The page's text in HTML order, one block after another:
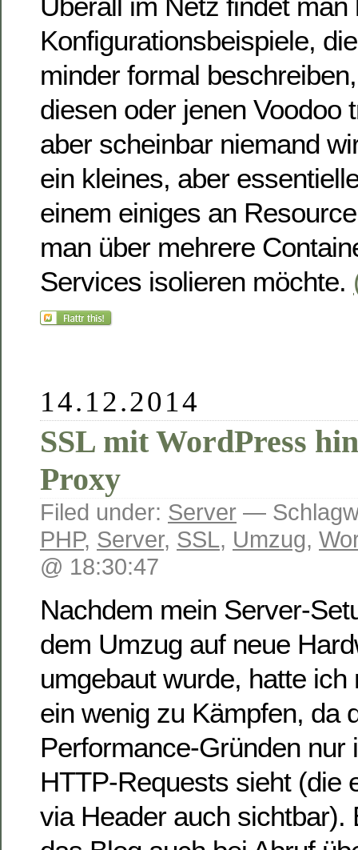
Überall im Netz findet man
Konfigurationsbeispiele,
minder formal
diesen oder jenen Voodoo
aber scheinbar niemand
ein kleines, aber
einem einiges an
man über mehrere
Services isolieren möchte.
14.12.2014
SSL mit WordPress
Proxy
Filed under: Server —
PHP, Server, SSL, Umzug,
@ 18:30:47
Nachdem mein Server-
dem Umzug auf neue
umgebaut wurde, hatte
ein wenig zu Kämpfen, da
Performance-Gründen nur
HTTP-Requests sieht (die
via Header auch sichtbar).